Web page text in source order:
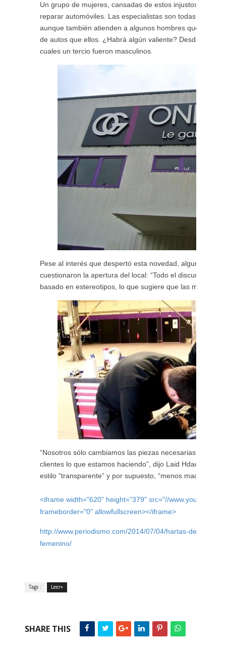
Un grupo de mujeres, cansadas de estos injustos
reparar automóviles. Las especialistas son todas
aunque también atienden a algunos hombres que se
de autos que ellos. ¿Habrá algún valiente? Desde su
cuales un tercio fueron masculinos.
Pese al interés que despertó esta novedad, algunas
cuestionaron la apertura del local: “Todo el discurso
basado en estereotipos, lo que sugiere que las mujeres
“Nosotros sólo cambiamos las piezas necesarias y les
clientes lo que estamos haciendo”, dijo Laid Hdachi, la
estilo “transparente” y por supuesto, “menos machista"
<iframe width="620" height="379" src="//
frameborder="0" allowfullscreen></iframe>
http://www.periodismo.com/2014/07/04/hartas-de-ser-
femenino/
Tags : Leer+
SHARE THIS